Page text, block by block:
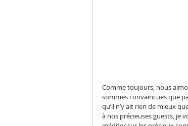
Comme toujours, nous
sommes convaincues que
qu’il n’y ait rien de mieux
à nos précieuses guests, je